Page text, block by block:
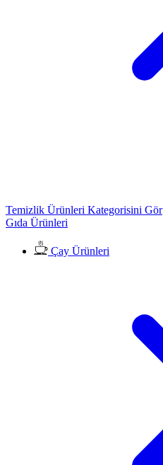
Temizlik Ürünleri Kategorisini Gör
Gıda Ürünleri
Çay Ürünleri